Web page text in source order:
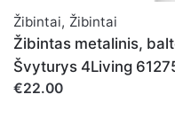
Žibintai, Žibintai
Žibintas metalinis,
Švyturys 4Living
€22.00